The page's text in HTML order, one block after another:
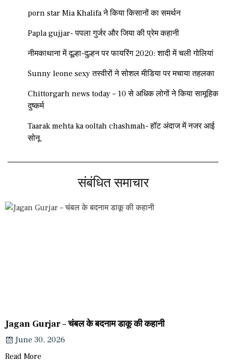
porn star Mia Khalifa ने किया किसानों का समर्थन
Papla gujjar- पपला गुर्जर और जिया की प्रेम कहानी
नीमकाथाना में दूल्हा-दुल्हन पर फायरिंग 2020: शादी में चली गोलियां
Sunny leone sexy तस्वीरों ने सोशल मीडिया पर मचाया तहलका
Chittorgarh news today – 10 से अधिक लोगों ने किया सामूहिक
दुष्कर्म
Taarak mehta ka ooltah chashmah- हॉट अंदाज में नजर आई
सोनू
संबंधित समाचार
Jagan Gurjar – चंबल के बदनाम डाकू की कहानी
June 30, 2026
Read More